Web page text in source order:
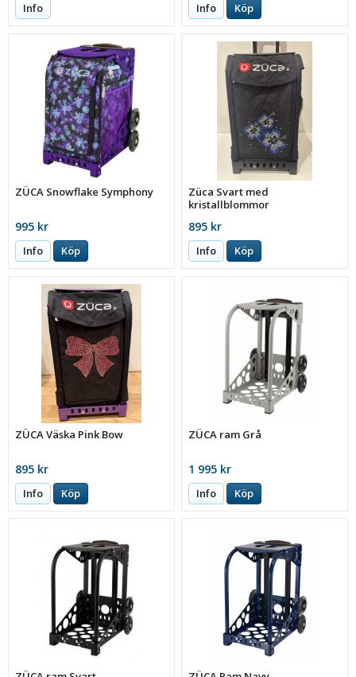
Info Info Köp
ZÜCA Snowflake Symphony
995 kr
Info Köp
Züca Svart med
kristallblommor
895 kr
Info Köp
ZÜCA Väska Pink Bow
895 kr
Info Köp
ZÜCA ram Grå
1 995 kr
Info Köp